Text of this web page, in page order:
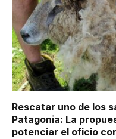
Rescatar uno de los
Patagonia: La
potenciar el oficio